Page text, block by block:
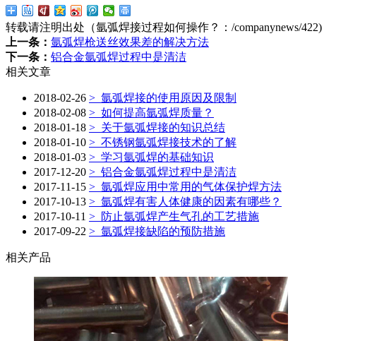
转载请注明出处（氩弧焊接过程如何操作？： /companynews/422)
上一条： 氩弧焊枪送丝效果差的解决方法
下一条： 铝合金氩弧焊过程中是清洁
相关文章
2018-02-26 > 氩弧焊接的使用原因及限制
2018-02-08 > 如何提高氩弧焊质量？
2018-01-18 > 关于氩弧焊接的知识总结
2018-01-10 > 不锈钢氩弧焊接技术的了解
2018-01-03 > 学习氩弧焊的基础知识
2017-12-20 > 铝合金氩弧焊过程中是清洁
2017-11-15 > 氩弧焊应用中常用的气体保护焊方法
2017-10-13 > 氩弧焊有害人体健康的因素有哪些？
2017-10-11 > 防止氩弧焊产生气孔的工艺措施
2017-09-22 > 氩弧焊接缺陷的预防措施
相关产品